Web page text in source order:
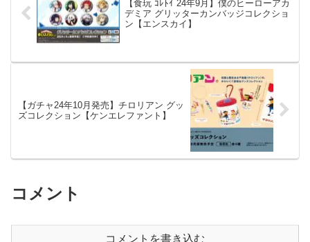
【食玩 ｺﾚﾄｲ 24年9月】僕のヒーローアカ
デミア グリッターカンバッジコレクショ
ン【エンスカイ】
【ガチャ24年10月発売】チロリアン グッ
ズコレクション【ケンエレファント】
コメント
コメントを書き込む